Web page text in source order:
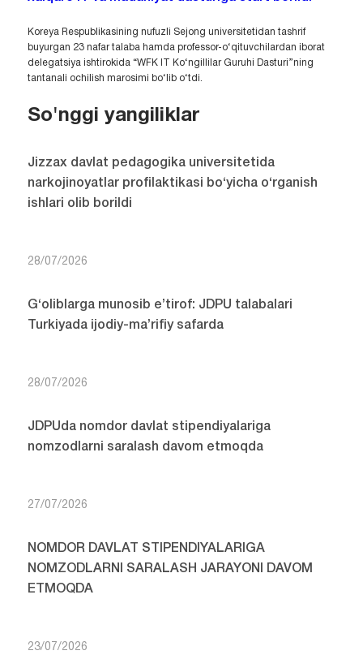
Koreya Respublikasining nufuzli Sejong universitetidan tashrif
buyurgan 23 nafar talaba hamda professor-o‘qituvchilardan iborat
delegatsiya ishtirokida “WFK IT Ko‘ngillilar Guruhi Dasturi”ning
tantanali ochilish marosimi bo‘lib o‘tdi.
So'nggi yangiliklar
Jizzax davlat pedagogika universitetida
narkojinoyatlar profilaktikasi bo‘yicha o‘rganish
ishlari olib borildi
28/07/2026
G‘oliblarga munosib e’tirof: JDPU talabalari
Turkiyada ijodiy-ma’rifiy safarda
28/07/2026
JDPUda nomdor davlat stipendiyalariga
nomzodlarni saralash davom etmoqda
27/07/2026
NOMDOR DAVLAT STIPENDIYALARIGA
NOMZODLARNI SARALASH JARAYONI DAVOM
ETMOQDA
23/07/2026